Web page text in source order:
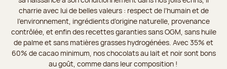
charrie avec lui de belles valeurs : respect de l’humain et de
l’environnement, ingrédients d’origine naturelle, provenance
contrôlée, et enfin des recettes garanties sans OGM, sans huile
de palme et sans matières grasses hydrogénées. Avec 35% et
60% de cacao minimum, nos chocolats au lait et noir sont bons
au goût, comme dans leur composition !